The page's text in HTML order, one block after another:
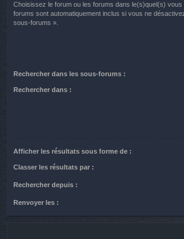
Choisissez le forum ou les forums dans le(s)quel(s)
forums sont automatiquement inclus si vous ne
sous-forums ».
Rechercher dans les sous-forums :
Rechercher dans :
Afficher les résultats sous forme de :
Classer les résultats par :
Rechercher depuis :
Renvoyer les :